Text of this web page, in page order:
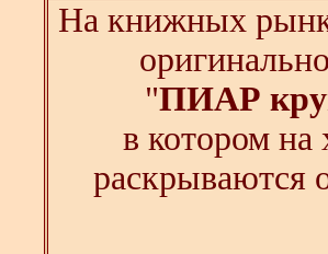
На книжных
"ПИАР
в котором
раскрываются